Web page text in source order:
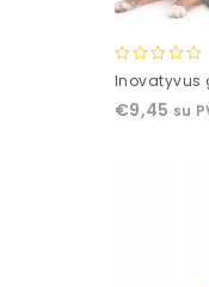
0
of
Inovatyvus
€9,45 su